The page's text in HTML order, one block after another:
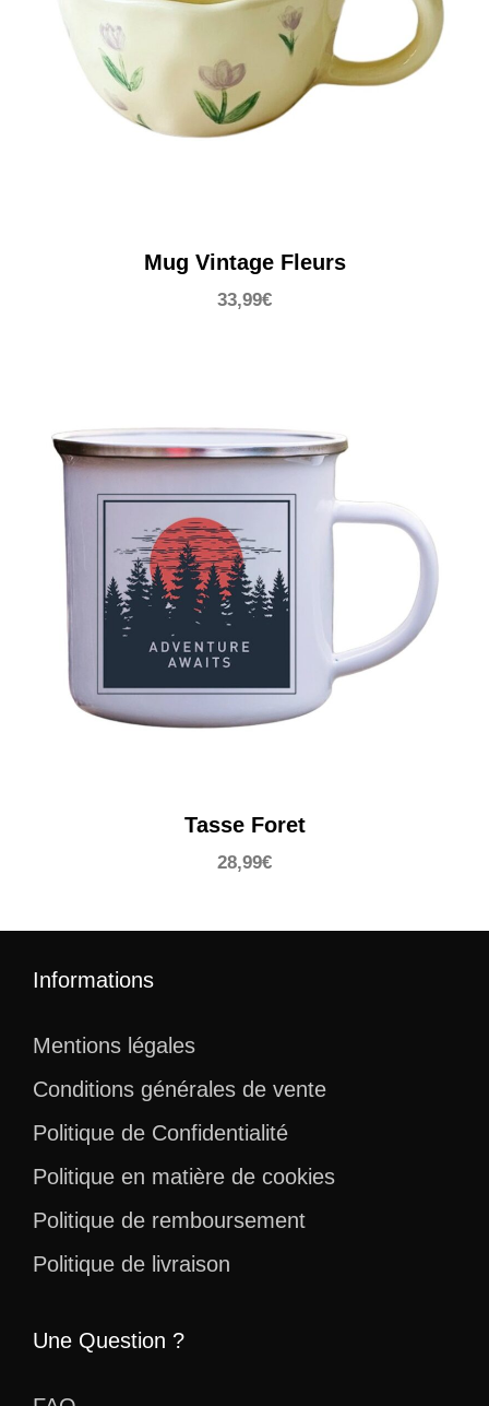
Mug Vintage Fleurs
33,99€
Tasse Foret
28,99€
Informations
Mentions légales
Conditions générales de vente
Politique de Confidentialité
Politique en matière de cookies
Politique de remboursement
Politique de livraison
Une Question ?